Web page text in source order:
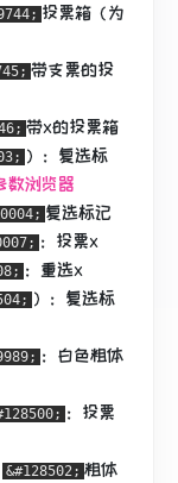
投票箱（为
带支票的投
带x的投票箱
）： 复选标
数浏览器
复选标记
：投票x
：重选x
）：复选标
：白色粗体
：投票
&#128502; 粗体